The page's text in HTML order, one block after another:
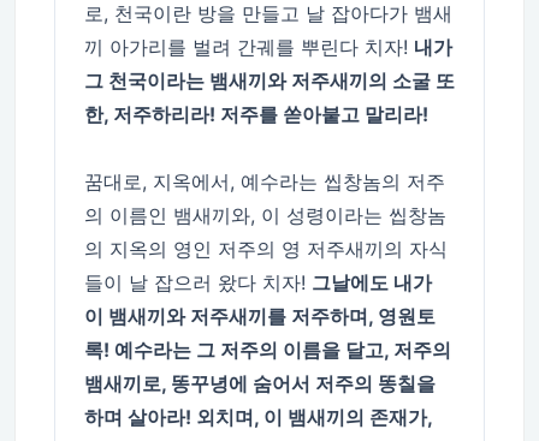
로, 천국이란 방을 만들고 날 잡아다가 뱀새
끼 아가리를 벌려 간궤를 뿌린다 치자! 내가
그 천국이라는 뱀새끼와 저주새끼의 소굴 또
한, 저주하리라! 저주를 쏟아붙고 말리라!
꿈대로, 지옥에서, 예수라는 씹창놈의 저주
의 이름인 뱀새끼와, 이 성령이라는 씹창놈
의 지옥의 영인 저주의 영 저주새끼의 자식
들이 날 잡으러 왔다 치자! 그날에도 내가
이 뱀새끼와 저주새끼를 저주하며, 영원토
록! 예수라는 그 저주의 이름을 달고, 저주의
뱀새끼로, 똥꾸녕에 숨어서 저주의 똥칠을
하며 살아라! 외치며, 이 뱀새끼의 존재가,